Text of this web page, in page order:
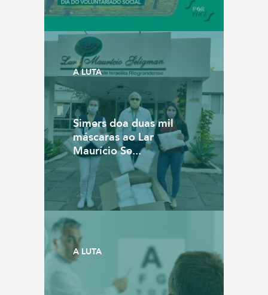
A LUTA
Simers doa duas mil
máscaras ao Lar
Maurício Se...
A LUTA